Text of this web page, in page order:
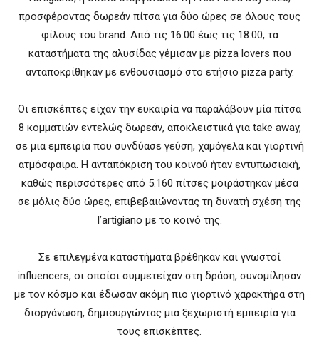
προσφέροντας δωρεάν πίτσα για δύο ώρες σε όλους τους
φίλους του brand. Από τις 16:00 έως τις 18:00, τα
καταστήματα της αλυσίδας γέμισαν με pizza lovers που
ανταποκρίθηκαν με ενθουσιασμό στο ετήσιο pizza party.
Οι επισκέπτες είχαν την ευκαιρία να παραλάβουν μία πίτσα
8 κομματιών εντελώς δωρεάν, αποκλειστικά για take away,
σε μια εμπειρία που συνδύασε γεύση, χαμόγελα και γιορτινή
ατμόσφαιρα. Η ανταπόκριση του κοινού ήταν εντυπωσιακή,
καθώς περισσότερες από 5.160 πίτσες μοιράστηκαν μέσα
σε μόλις δύο ώρες, επιβεβαιώνοντας τη δυνατή σχέση της
l’artigiano με το κοινό της.
Σε επιλεγμένα καταστήματα βρέθηκαν και γνωστοί
influencers, οι οποίοι συμμετείχαν στη δράση, συνομίλησαν
με τον κόσμο και έδωσαν ακόμη πιο γιορτινό χαρακτήρα στη
διοργάνωση, δημιουργώντας μια ξεχωριστή εμπειρία για
τους επισκέπτες.